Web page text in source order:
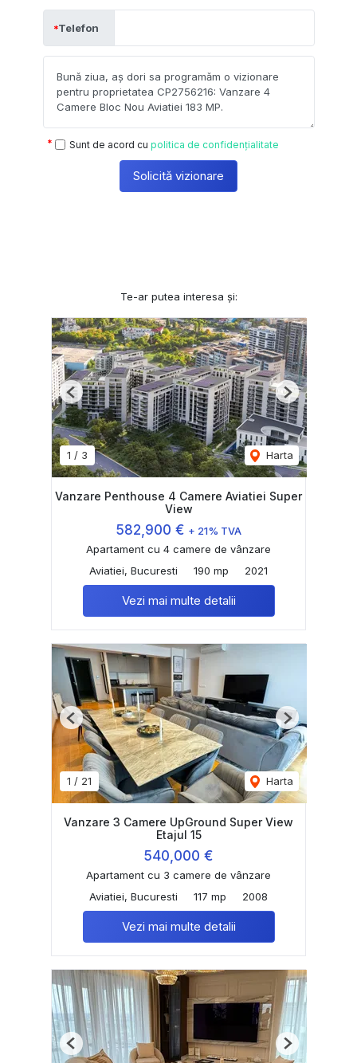
Telefon
Sunt de acord cu politica de confidențialitate
Solicită vizionare
Te-ar putea interesa și:
1 / 3 Harta
Previous Next
Vanzare Penthouse 4 Camere Aviatiei Super
View
582,900 € + 21% TVA
Apartament cu 4 camere de vânzare
Aviatiei, Bucuresti
190 mp 2021
Vezi mai multe detalii
1 / 21 Harta
Previous Next
Vanzare 3 Camere UpGround Super View
Etajul 15
540,000 €
Apartament cu 3 camere de vânzare
Aviatiei, Bucuresti
117 mp 2008
Vezi mai multe detalii
Previous Next